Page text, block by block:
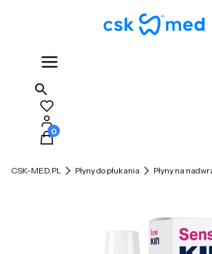
Produkty w koszyku: 0. Zobacz
CSK-MED.PL Płyny do płukania Płyny na